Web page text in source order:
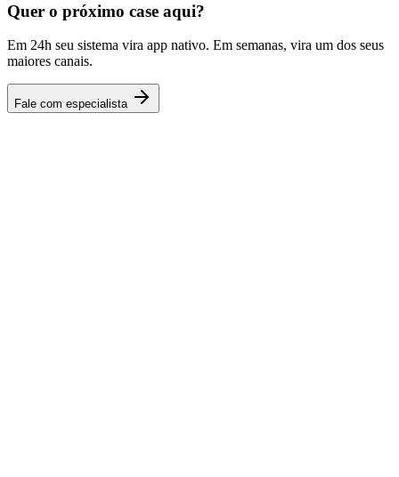
Quer o próximo case aqui?
Em 24h seu sistema vira app nativo. Em semanas, vira um dos seus
maiores canais.
Fale com especialista